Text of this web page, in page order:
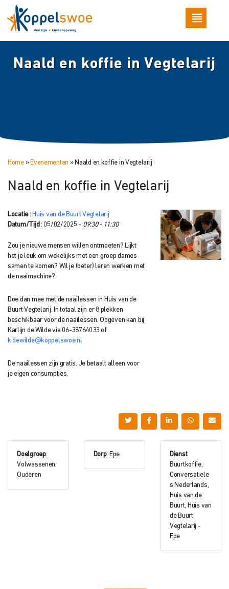
Naald en koffie in Vegtelarij
Home» Evenementen » Naald en koffie in Vegtelarij
Naald en koffie in Vegtelarij
Locatie : Huis van de Buurt Vegtelarij
Datum/Tijd : 05/02/2025 - 09:30 - 11:30
Zou je nieuwe mensen willen ontmoeten? Lijkt
het je leuk om wekelijks met een groep dames
samen te komen? Wil je (beter) leren werken met
de naaimachine?
Doe dan mee met de naailessen in Huis van de
Buurt Vegtelarij. In totaal zijn er 8 plekken
beschikbaar voor de naailessen. Opgeven kan bij
Karlijn de Wilde via 06-38764033 of
k.dewilde@koppelswoe.nl
De naailessen zijn gratis. Je betaalt alleen voor
je eigen consumpties.
Doelgroep:
Volwassenen,
Ouderen
Dorp: Epe Dienst:
Buurtkoffie,
Conversatiele
s Nederlands,
Huis van de
Buurt, Huis van
de Buurt
Vegtelarij -
Epe